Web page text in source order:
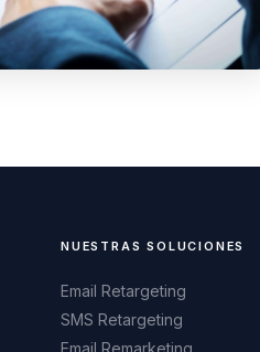
NUESTRAS SOLUCIONES
Email Retargeting
SMS Retargeting
Email Remarketing